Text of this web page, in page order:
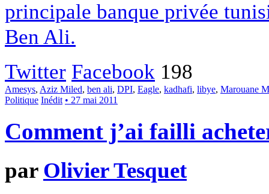
principale banque privée
Ben Ali.
Twitter Facebook 198
Amesys, Aziz Miled, ben ali, DPI, Eagle, kadhafi, libye, Marouane
Politique Inédit • 27 mai 2011
Comment j’ai failli
par Olivier Tesquet